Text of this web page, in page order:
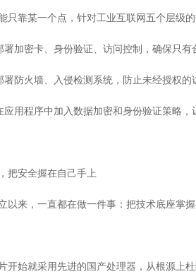
只靠某一个点，针对工业互联网五个层级
署加密卡、身份验证、访问控制，确保只有
署防火墙、入侵检测系统，防止未经授权的
应用程序中加入数据加密和身份验证策略，
把安全握在自己手上
以来，一直都在做一件事：把技术底座掌
开始就采用先进的国产处理器，从根源上